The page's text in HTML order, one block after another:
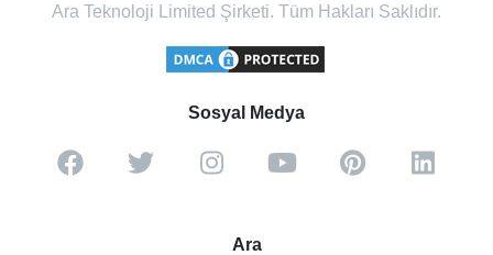
Ara Teknoloji Limited Şirketi. Tüm Hakları Saklıdır.
Sosyal Medya
Ara